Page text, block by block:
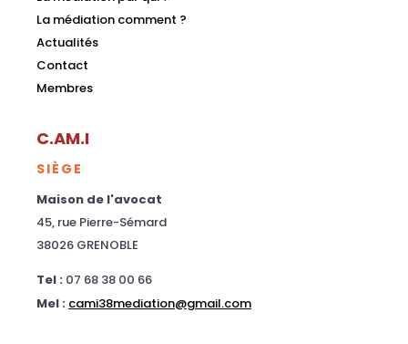
La médiation comment ?
Actualités
Contact
Membres
C.AM.I
SIÈGE
Maison de l'avocat
45, rue Pierre-Sémard
38026 GRENOBLE
Tel : 07 68 38 00 66
Mel : cami38mediation@gmail.com